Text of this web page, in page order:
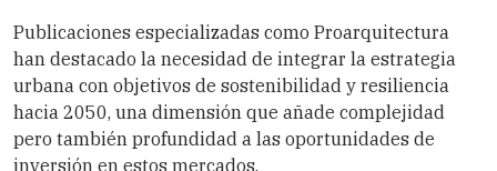
Publicaciones especializadas como Proarquitectura
han destacado la necesidad de integrar la estrategia
urbana con objetivos de sostenibilidad y resiliencia
hacia 2050, una dimensión que añade complejidad
pero también profundidad a las oportunidades de
inversión en estos mercados.